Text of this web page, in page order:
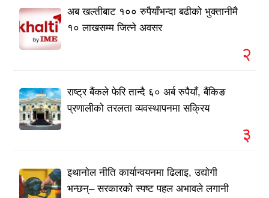
अब खल्तीबाट १०० रुपैयाँभन्दा बढीको भुक्तानीमै
१० लाखसम्म जित्ने अवसर
२
राष्ट्र बैंकले फेरि तान्दै ६० अर्ब रुपैयाँ, बैंकिङ
प्रणालीको तरलता व्यवस्थापनमा सक्रिय
३
इथानोल नीति कार्यान्वयनमा ढिलाइ, उद्योगी
भन्छन्– सरकारको स्पष्ट पहल अभावले लगानी